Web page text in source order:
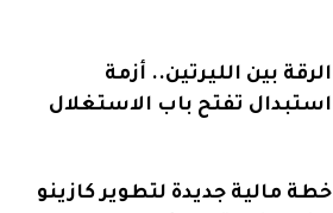
الرقة بين الليرتين.. أزمة
استبدال تفتح باب الاستغلال
خطة مالية جديدة لتطوير كازينو